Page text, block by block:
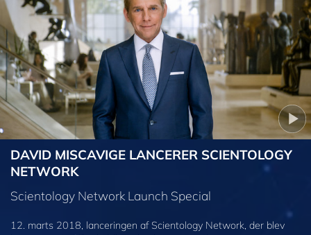
DAVID MISCAVIGE LANCERER SCIENTOLOGY
NETWORK
Scientology Network Launch Special
12. marts 2018, lanceringen af Scientology Network, der blev